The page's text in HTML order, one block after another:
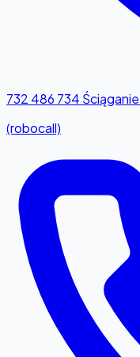
732 486 734
(robocall)